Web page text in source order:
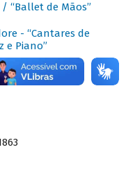
“Ballet de Mãos”
- “Cantares de
e Piano”